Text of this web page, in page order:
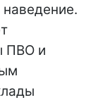
наведение.
ПВО и